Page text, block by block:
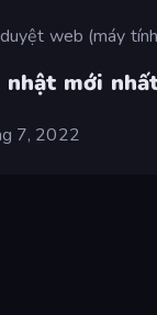
web (máy
nhật mới
7, 2022